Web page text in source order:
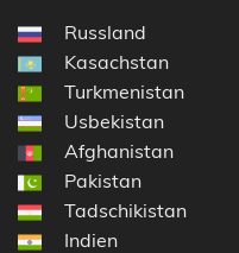
Russland
Kasachstan
Turkmenistan
Usbekistan
Afghanistan
Pakistan
Tadschikistan
Indien